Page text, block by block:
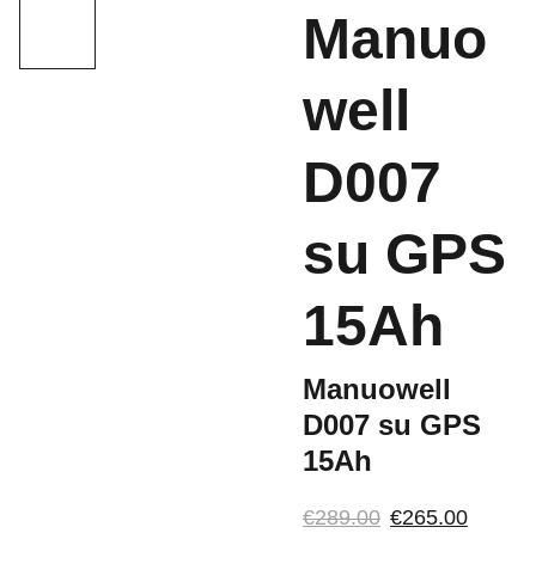
Manuo
well
D007
su GPS
15Ah
Manuowell
D007 su GPS
15Ah
€289.00 €265.00